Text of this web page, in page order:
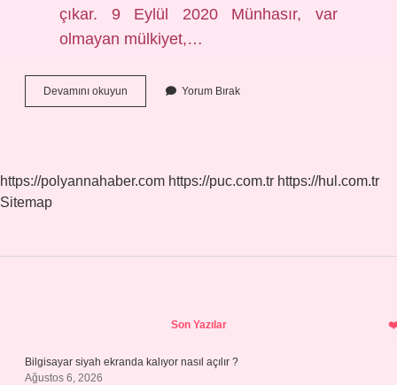
çıkar. 9 Eylül 2020 Münhasır, var
olmayan mülkiyet,…
Devamını okuyun Münhasır
Olmak
Yorum Bırak
https://polyannahaber.com https://puc.com.tr https://hul.com.tr
Sitemap
Son Yazılar
Bilgisayar siyah ekranda kalıyor nasıl açılır ?
Ağustos 6, 2026